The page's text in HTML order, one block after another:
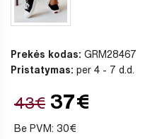
Prekės kodas: GRM28467
Pristatymas: per 4 - 7 d.d.
43€ 37€
Be PVM: 30€